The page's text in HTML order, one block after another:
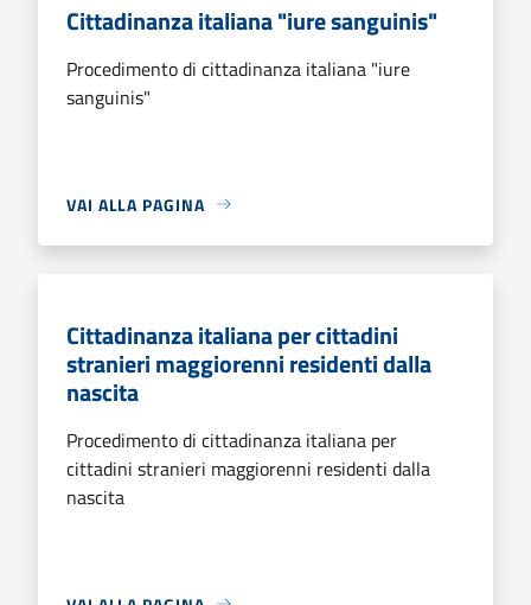
Cittadinanza italiana "iure sanguinis"
Procedimento di cittadinanza italiana "iure
sanguinis"
VAI ALLA PAGINA
Cittadinanza italiana per cittadini
stranieri maggiorenni residenti dalla
nascita
Procedimento di cittadinanza italiana per
cittadini stranieri maggiorenni residenti dalla
nascita